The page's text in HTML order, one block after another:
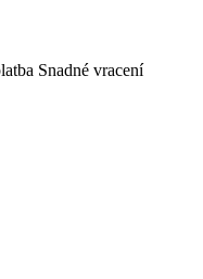
Snadné vracení